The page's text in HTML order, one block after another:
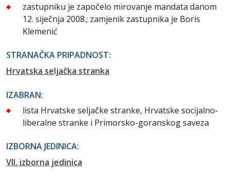
zastupniku je započelo mirovanje mandata danom
12. siječnja 2008.; zamjenik zastupnika je Boris
Klemenić
STRANAČKA PRIPADNOST:
Hrvatska seljačka stranka
IZABRAN:
lista Hrvatske seljačke stranke, Hrvatske socijalno-
liberalne stranke i Primorsko-goranskog saveza
IZBORNA JEDINICA:
VII. izborna jedinica